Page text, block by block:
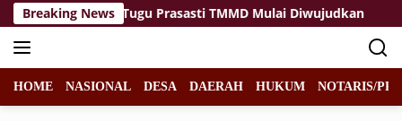
Langsung
ke
konten
Breaking News
Malam Tugu Prasasti TMMD Mulai Diwujudkan
HOME NASIONAL DESA DAERAH HUKUM NOTARIS/